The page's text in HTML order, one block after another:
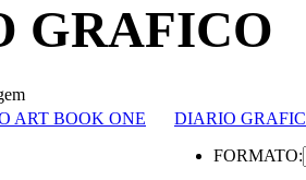
GRAFICO
DIARIO
FORMATO: